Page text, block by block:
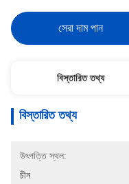
সেরা দাম পান
বিস্তারিত তথ্য
বিস্তারিত তথ্য
উৎপত্তি স্থল:
চীন